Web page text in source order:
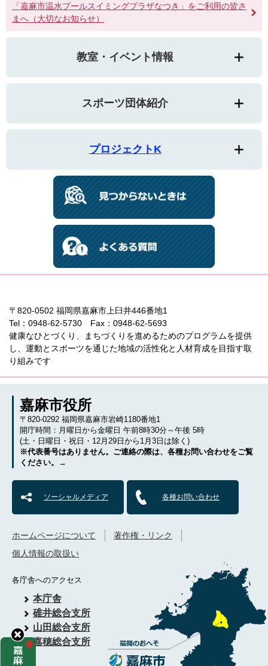
「嘉麻市温水プールスイミングプラザなつき」をご利用の皆さ
まへ（大切なお知らせ）
教室・イベント情報
スポーツ団体紹介
プロジェクトK
〒820-0502 福岡県嘉麻市上臼井446番地1
Tel：0948-62-5730 Fax：0948-62-5693
健康なひとづくり、まちづくりを進めるためのプログラムを提供
し、運動とスポーツを通じた地域の活性化と人材育成を目指す取
り組みです
嘉麻市役所
〒820-0292 福岡県嘉麻市岩崎1180番地1
開庁時間：月曜日から金曜日 午前8時30分～午後 5時
(土・日曜日・祝日・12月29日から1月3日は除く)
※代表番号はありません。ご連絡の際は、各種お問い合わせをご覧
ください。→
ソーシャルメディア 各種お問い合わせ
各庁舎へのアクセス
本庁舎
碓井総合支所
山田総合支所
嘉穂総合支所
ホームページについて
著作権・リンク
個人情報の取扱い